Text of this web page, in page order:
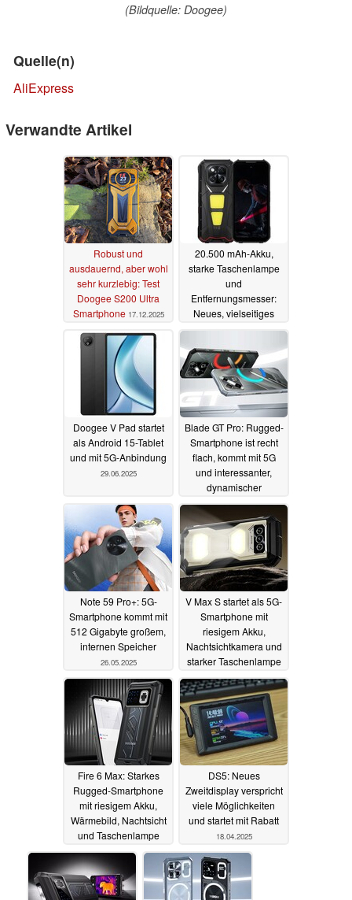
(Bildquelle: Doogee)
Quelle(n)
AliExpress
Verwandte Artikel
Robust und
ausdauernd, aber wohl
sehr kurzlebig: Test
Doogee S200 Ultra
Smartphone 17.12.2025
20.500 mAh-Akku,
starke Taschenlampe
und
Entfernungsmesser:
Neues, vielseitiges
Smartphone ist robust
Doogee V Pad startet
als Android 15-Tablet
und mit 5G-Anbindung
29.06.2025
Blade GT Pro: Rugged-
Smartphone ist recht
flach, kommt mit 5G
und interessanter,
dynamischer
Beleuchtung25.06.2025
Note 59 Pro+: 5G-
Smartphone kommt mit
512 Gigabyte großem,
internen Speicher
26.05.2025
V Max S startet als 5G-
Smartphone mit
riesigem Akku,
Nachtsichtkamera und
starker Taschenlampe
09.05.2025
Fire 6 Max: Starkes
Rugged-Smartphone
mit riesigem Akku,
Wärmebild, Nachtsicht
und Taschenlampe
startet auf Amazon
18.04.2025
DS5: Neues
Zweitdisplay verspricht
viele Möglichkeiten
und startet mit Rabatt
18.04.2025